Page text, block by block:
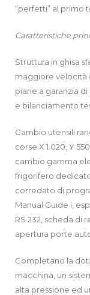
“perfetti” al primo
Caratteristiche
Struttura in ghisa
maggiore velocità
piane a garanzia di
e bilanciamento
Cambio utensili
corse X 1.020, Y
cambio gamma
frigorifero
corredato di
Manual Guide i,
RS 232, scheda di
apertura porte
Completano la
macchina, un
alta pressione ed